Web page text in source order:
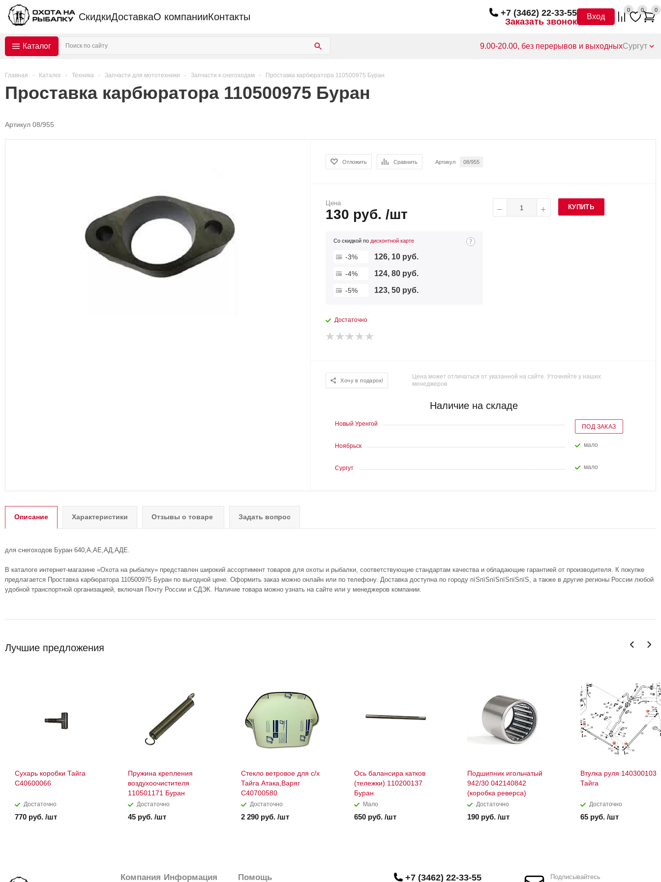
СкидкиДоставкаО компанииКонтакты
+7 (3462) 22-33-55
Заказать звонок
Вход
0 0 0
Каталог 9.00-20.00, без перерывов и выходныхСургут
Главная - Каталог - Техника - Запчасти для мототехники - Запчасти к снегоходам - Проставка карбюратора 110500975 Буран
Проставка карбюратора 110500975 Буран
Артикул 08/955
Отложить Сравнить Артикул 08/955
Цена
130 руб. /шт
Со скидкой подисконтной карте
-3% 126, 10 руб.
-4% 124, 80 руб.
-5% 123, 50 руб.
Достаточно
КУПИТЬ
Хочу в подарок!
Цена может отличаться от указанной на сайте. Уточняйте у наших
менеджеров
Наличие на складе
Новый Уренгой ПОД ЗАКАЗ
Ноябрьск Мало
Сургут Мало
Описание Характеристики Отзывы о товаре Задать вопрос
для снегоходов Буран 640,А,АЕ,АД,АДЕ.
В каталоге интернет-магазине «Охота на рыбалку» представлен широкий ассортимент товаров для охоты и рыбалки, соответствующие стандартам качества и обладающие гарантией от производителя. К покупке
предлагается Проставка карбюратора 110500975 Буран по выгодной цене. Оформить заказ можно онлайн или по телефону. Доставка доступна по городу пїЅпїЅпїЅпїЅпїЅпїЅ, а также в другие регионы России любой
удобной транспортной организацией, включая Почту России и СДЭК. Наличие товара можно узнать на сайте или у менеджеров компании.
Лучшие предложения
Сухарь коробки Тайга
С40600066
Достаточно
770 руб. /шт
Пружина крепления
воздухоочистителя
110501171 Буран
Достаточно
45 руб. /шт
Стекло ветровое для с/х
Тайга Атака,Варяг
C40700580
Достаточно
2 290 руб. /шт
Ось балансира катков
(тележки) 110200137
Буран
Мало
650 руб. /шт
Подшипник игольчатый
942/30 042140842
(коробка реверса)
Достаточно
190 руб. /шт
Втулка руля 140300103
Тайга
Достаточно
65 руб. /шт
Компания Информация Помощь
+7 (3462) 22-33-55
Подписывайтесь